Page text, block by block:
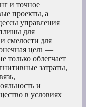
и точное
проекты, а
управления
для
смелости для
цель —
только облегчает
затраты,
и
в условиях